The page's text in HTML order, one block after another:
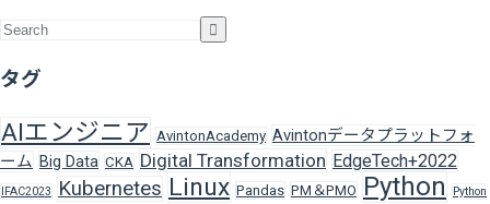
タグ
AIエンジニア AvintonAcademy Avintonデータプラットフォ
ーム Big Data CKA Digital Transformation EdgeTech+2022
IFAC2023 Kubernetes Linux Pandas PM＆PMO Python Python